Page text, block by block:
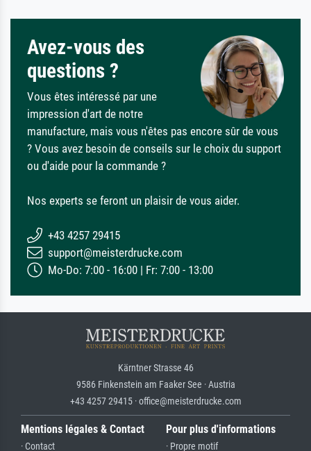
Avez-vous des
questions ?
Vous êtes intéressé par une
impression d'art de notre
manufacture, mais vous n'êtes pas encore sûr de vous
? Vous avez besoin de conseils sur le choix du support
ou d'aide pour la commande ?
Nos experts se feront un plaisir de vous aider.
+43 4257 29415
support@meisterdrucke.com
Mo-Do: 7:00 - 16:00 | Fr: 7:00 - 13:00
Kärntner Strasse 46
9586 Finkenstein am Faaker See · Austria
+43 4257 29415 · office@meisterdrucke.com
Mentions légales & Contact
· Contact
Pour plus d'informations
· Propre motif